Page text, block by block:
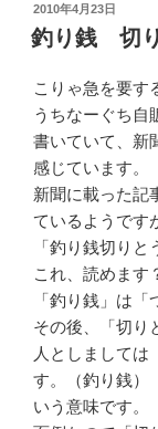
投
稿
日:
2010年4月23日
釣り銭 切
こりゃ急を要す
うちなーぐち自
書いていて、新
感じています。
新聞に載った記
ているようです
「釣り銭切りと
これ、読めます
「釣り銭」は
その後、「切り
人としましては
す。（釣り銭）
いう意味です。